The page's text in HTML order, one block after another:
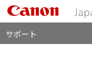
サポート